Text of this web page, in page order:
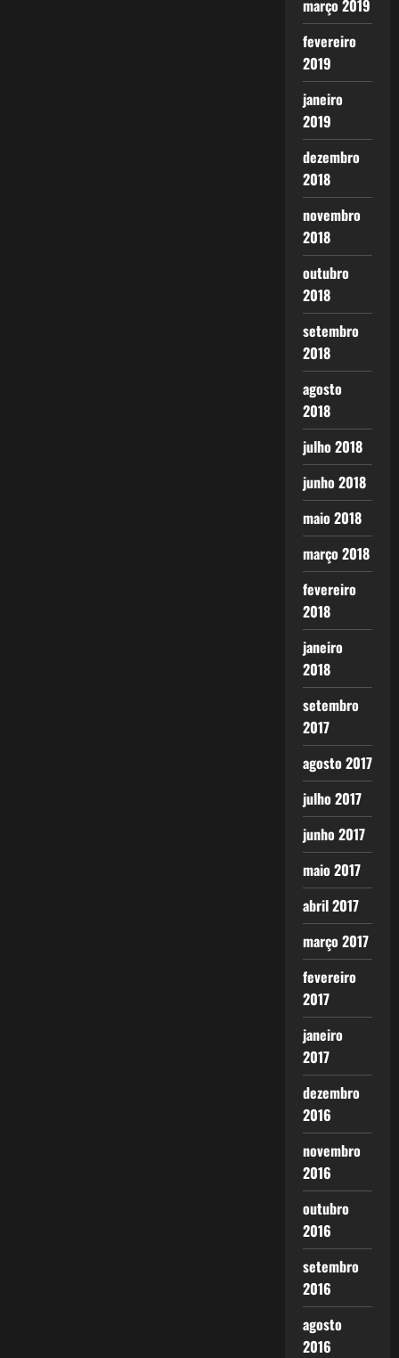
março 2019
fevereiro
2019
janeiro
2019
dezembro
2018
novembro
2018
outubro
2018
setembro
2018
agosto
2018
julho 2018
junho 2018
maio 2018
março 2018
fevereiro
2018
janeiro
2018
setembro
2017
agosto 2017
julho 2017
junho 2017
maio 2017
abril 2017
março 2017
fevereiro
2017
janeiro
2017
dezembro
2016
novembro
2016
outubro
2016
setembro
2016
agosto
2016